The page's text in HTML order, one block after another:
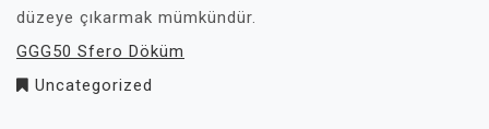
düzeye çıkarmak mümkündür.
GGG50 Sfero Döküm
Uncategorized